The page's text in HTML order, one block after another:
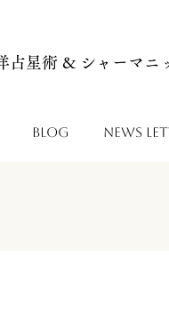
占星術 & シャーマニ
Blog News